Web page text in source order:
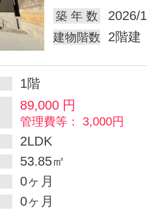
築 年 数
2026/
建物階数 2階建
1階
89,000 円
管理費等： 3,000円
2LDK
53.85㎡
0ヶ月
0ヶ月